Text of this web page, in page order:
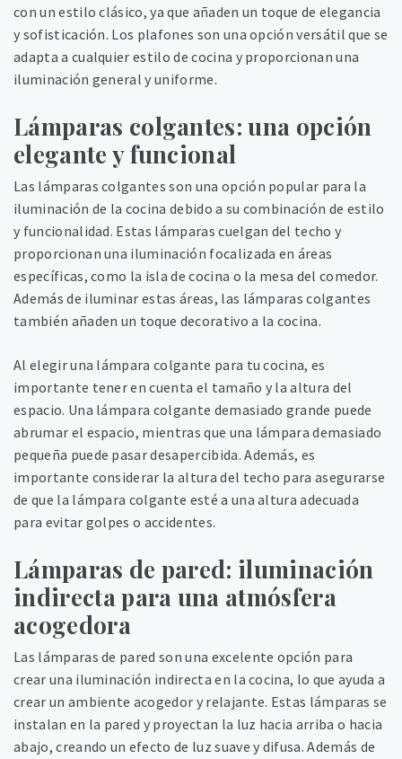
con un estilo clásico, ya que añaden un toque de elegancia
y sofisticación. Los plafones son una opción versátil que se
adapta a cualquier estilo de cocina y proporcionan una
iluminación general y uniforme.
Lámparas colgantes: una opción
elegante y funcional
Las lámparas colgantes son una opción popular para la
iluminación de la cocina debido a su combinación de estilo
y funcionalidad. Estas lámparas cuelgan del techo y
proporcionan una iluminación focalizada en áreas
específicas, como la isla de cocina o la mesa del comedor.
Además de iluminar estas áreas, las lámparas colgantes
también añaden un toque decorativo a la cocina.
Al elegir una lámpara colgante para tu cocina, es
importante tener en cuenta el tamaño y la altura del
espacio. Una lámpara colgante demasiado grande puede
abrumar el espacio, mientras que una lámpara demasiado
pequeña puede pasar desapercibida. Además, es
importante considerar la altura del techo para asegurarse
de que la lámpara colgante esté a una altura adecuada
para evitar golpes o accidentes.
Lámparas de pared: iluminación
indirecta para una atmósfera
acogedora
Las lámparas de pared son una excelente opción para
crear una iluminación indirecta en la cocina, lo que ayuda a
crear un ambiente acogedor y relajante. Estas lámparas se
instalan en la pared y proyectan la luz hacia arriba o hacia
abajo, creando un efecto de luz suave y difusa. Además de